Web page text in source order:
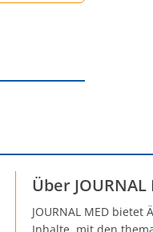
Über JOURNAL
JOURNAL MED
Inhalte, mit den